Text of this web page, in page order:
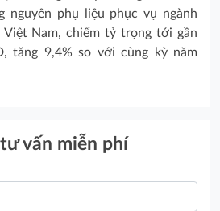
nguyên phụ liệu phục vụ ngành
Việt Nam, chiếm tỷ trọng tới gần
tăng 9,4% so với cùng kỳ năm
vấn miễn phí